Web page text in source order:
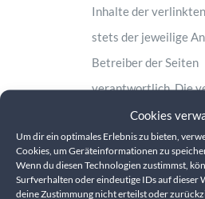
Cookies
Um dir ein optimales Erlebnis zu bieten,
Cookies, um Geräteinformationen zu
Wenn du diesen Technologien zustimmst,
Surfverhalten oder eindeutige IDs auf dieser
deine Zustimmung nicht erteilst oder
Inhalte der
stets der jeweilige
Betreiber der Seiten
verantwortlich. Die
Seiten wurden zum
Verlinkung auf
Rechtsverstöße
Rechtswidrige